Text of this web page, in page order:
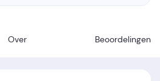
Over Beoordelingen